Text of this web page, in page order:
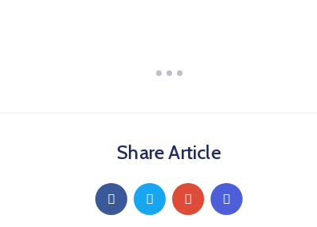
Share Article